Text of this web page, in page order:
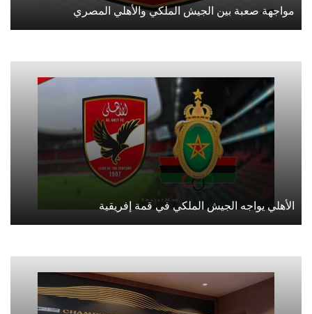
مواجهة صعبة بين الجيش الملكي والأهلي المصري
الأهلي يواجه الجيش الملكي في قمة إفريقية